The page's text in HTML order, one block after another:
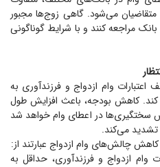
می‌شود. گاهی زوج‌ها مجبور
مراجعه کنند و با شرایط گوناگونی
وام ازدواج و فرزندآوری به
کند. کاهش بودجه، باعث افزایش طول
سختگیری‌ها در اعطای وام خواهد شد
تشدید می‌کند.
چالش‌های وام ازدواج عبارتند از:
وام ازدواج و فرزندآوری، حداقل به